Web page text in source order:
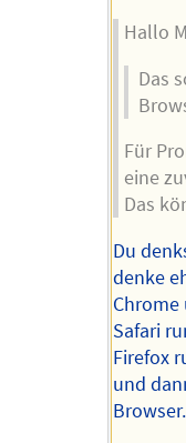
Hallo
Das
Für
eine
Das
Du
denke
Chrome
Safari
Firefox
und
Browser.